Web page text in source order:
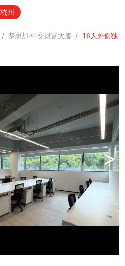
杭州
/ 梦想加·中交财富大厦 / 16人外侧独
>